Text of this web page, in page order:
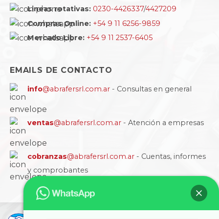
Lineas rotativas: 0230-4426337/4427209
Compras Online: +54 9 11 6256-9859
Mercado Libre: +54 9 11 2537-6405
EMAILS DE CONTACTO
info@abrafersrl.com.ar - Consultas en general
ventas@abrafersrl.com.ar - Atención a empresas
cobranzas@abrafersrl.com.ar - Cuentas, informes
y comprobantes